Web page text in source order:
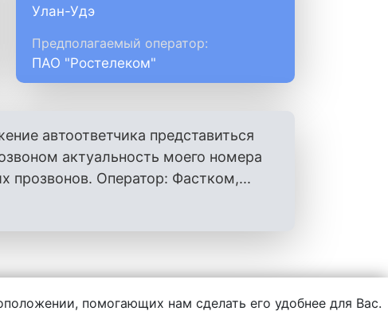
Улан-Удэ
Предполагаемый оператор:
ПАО "Ростелеком"
автоответчика представиться
актуальность моего номера
прозвонов. Оператор: Фастком,...
информации, написанной пользователями.
помогающих нам сделать его удобнее для Вас.